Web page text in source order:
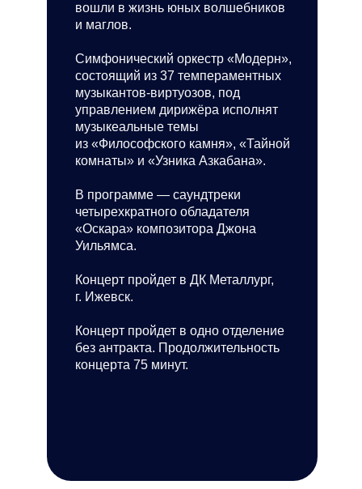
вошли в жизнь юных волшебников
и маглов.
Симфонический оркестр «Модерн»,
состоящий из 37 темпераментных
музыкантов-виртуозов, под
управлением дирижёра исполнят
музыкеальные темы
из «Философского камня», «Тайной
комнаты» и «Узника Азкабана».
В программе — саундтреки
четырехкратного обладателя
«Оскара» композитора Джона
Уильямса.
Концерт пройдет в ДК Металлург,
г. Ижевск.
Концерт пройдет в одно отделение
без антракта. Продолжительность
концерта 75 минут.